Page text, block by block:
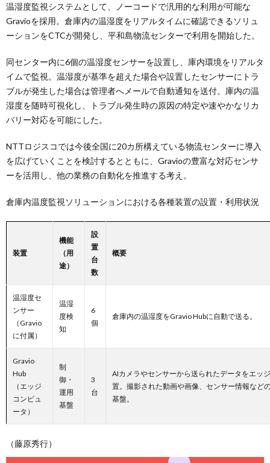
温湿度監視システムとして、ノーコードで汎用的な利用が可能な
Gravioを採用。倉庫内の温湿度をリアルタイムに確認できるソリュ
ーションをCTCが開発し、平和島物流センターで利用を開始した。
同センター内に6個の温湿度センサーを設置し、庫内環境をリアルタ
イムで監視。温湿度が基準を超えた場合や設置したセンサーにトラ
ブルが発生した場合は管理者へメールで自動通知を送付。庫内の温
湿度を随時可視化し、トラブル発生時の原因の特定や速やかなリカ
バリー対応を可能にした。
NTTロジスコでは今後全国に20カ所構えている物流センターに導入
を広げていくことを検討するとともに、Gravioの豊富な対応センサ
ーを活用し、他の業務の自動化を推進する考え。
倉庫内温度監視ソリューションにおける各種装置の設置・利用状況
装置
機能
（用
途）
設
置
台
数
概要
温湿度セ
ンサー
（Gravio
に付属）
温湿
度検
知
6
個
倉庫内の温湿度をGravio Hubに自動で送る。
Gravio
Hub
（エッジ
コンピュ
ータ）
制
御・
運用
基盤
3
台
AIカメラやセンサーから送られたデータをエッ
置。撮影された動画や画像、センサー情報など
基盤。
（藤原秀行）